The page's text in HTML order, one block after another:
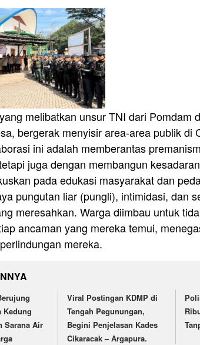
melibatkan unsur TNI dari Pomdam
bergerak menyisir area-area publik di
ini adalah memberantas
juga dengan membangun
pada edukasi masyarakat dan
pungutan liar (pungli), intimidasi, dan
meresahkan. Warga diimbau untuk
ancaman yang mereka temui,
mereka.
Kedung
Sarana Air
Viral Postingan KDMP di
Tengah Pegunungan,
Begini Penjelasan Kades
Cikaracak – Argapura.